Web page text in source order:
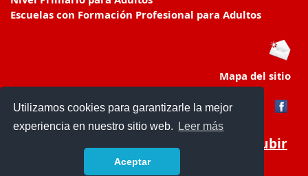
Utilizamos cookies para garantizarle la mejor
experiencia en nuestro sitio web.
Leer más
Aceptar
Escuelas con Formación Profesional para Adultos
Mapa del sitio
Subir